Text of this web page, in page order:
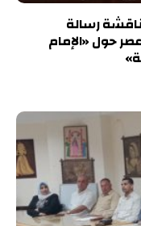
رسالة
حول «الإمام